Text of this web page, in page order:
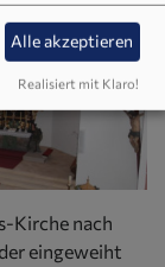
Kirche nach
eingeweiht
Alle akzeptieren
Realisiert mit Klaro!